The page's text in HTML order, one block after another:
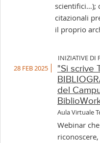
scientifici…);
citazionali
il proprio
INIZIATIVE DI
28 FEB 2025
"Si scrive
del
Aula Virtuale
Webinar che fornisce